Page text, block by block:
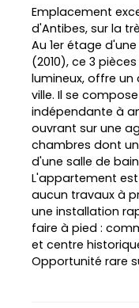
Emplacement
d'Antibes, sur la
Au 1er étage
(2010), ce 3
lumineux, offre
ville. Il se
indépendante à
ouvrant sur une
chambres dont
d'une salle de
L'appartement
aucun travaux à
une installation
faire à pied :
et centre
Opportunité rare